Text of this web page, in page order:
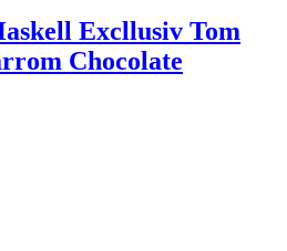
Excllusiv Tom
Chocolate